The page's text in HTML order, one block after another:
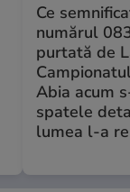
Ce
numărul
purtată de
Abia acum
spatele
lumea l-a